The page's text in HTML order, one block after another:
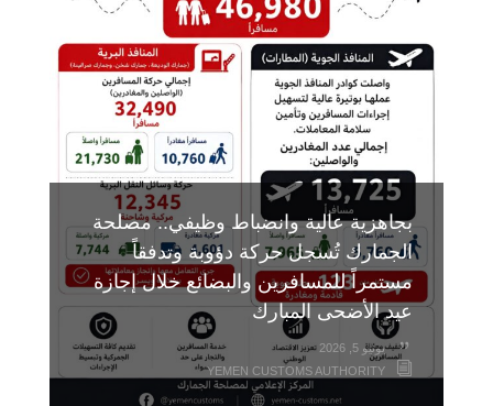
بجاهزية عالية وانضباط وظيفي.. مصلحة
الجمارك تُسجل حركة دؤوبة وتدفقاً
مستمراً للمسافرين والبضائع خلال إجازة
عيد الأضحى المبارك
يونيو 5, 2026
YEMEN CUSTOMS AUTHORITY
التهريب
مايو 17, 2026
YEMEN CUSTOMS AUTHORITY